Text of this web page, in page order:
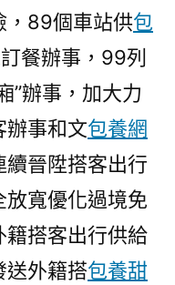
，89個車站供包
餐辦事，99列
”辦事，加大力
辦事和文包養網
晉陞搭客出行
寬優化過境免
籍搭客出行供給
送外籍搭包養甜